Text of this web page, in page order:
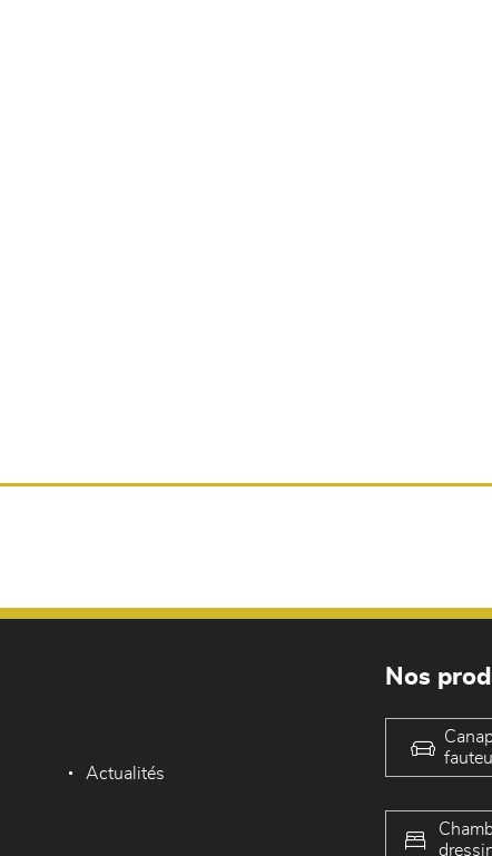
Actualités
Nos